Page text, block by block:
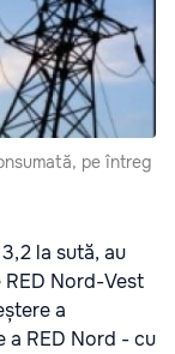
pe întreg
la sută, au
Nord-Vest
a
a RED Nord - cu